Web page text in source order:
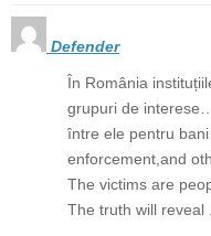
Defender
În România
grupuri de
între ele pentru
enforcement,and
The victims are
The truth will reveal ..